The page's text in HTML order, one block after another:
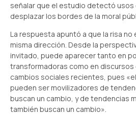
señalar que el estudio detectó usos
desplazar los bordes de la moral
La respuesta apuntó a que la risa no
misma dirección. Desde la
invitado, puede aparecer tanto en
transformadoras como en
cambios sociales recientes, pues
pueden ser movilizadores de
buscan un cambio, y de tendencias
también buscan un cambio».